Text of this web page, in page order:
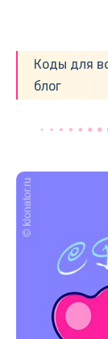
Коды для
блог